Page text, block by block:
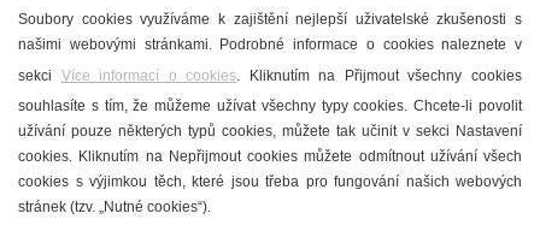
Mandloně
Ubytování
Restaurace
Městské muzeum a galerie
Denní meníčka
Soubory cookies využíváme k zajištění nejlepší uživatelské zkušenosti s
našimi webovými stránkami. Podrobné informace o cookies naleznete v
sekci Více informací o cookies. Kliknutím na Přijmout všechny cookies
souhlasíte s tím, že můžeme užívat všechny typy cookies. Chcete-li povolit
užívání pouze některých typů cookies, můžete tak učinit v sekci Nastavení
cookies. Kliknutím na Nepřijmout cookies můžete odmítnout užívání všech
cookies s výjimkou těch, které jsou třeba pro fungování našich webových
stránek (tzv. „Nutné cookies“).